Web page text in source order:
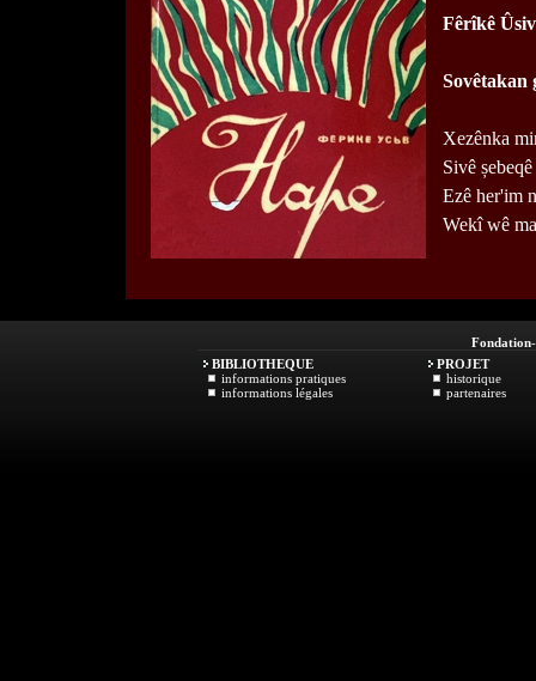
Fêrîkê Ûsiv
Sovêtakan
Xezênka
Sivê
Ezê her'im
Wekî wê
Fondation
BIBLIOTHEQUE
informations pratiques
informations légales
PROJET
historique
partenaires